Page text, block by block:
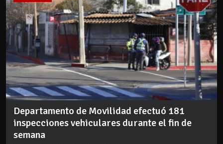
Departamento de Movilidad efectuó 181
inspecciones vehiculares durante el fin de
semana